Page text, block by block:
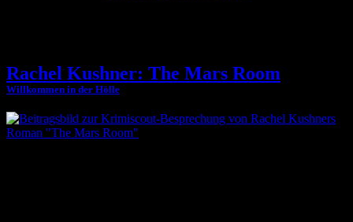
Rachel Kushner: The Mars Room
Willkommen in der Hölle